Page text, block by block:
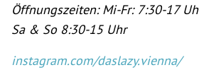
Öffnungszeiten: Mi-Fr: 7:30-17
Sa & So 8:30-15 Uhr
instagram.com/daslazy.vienna/